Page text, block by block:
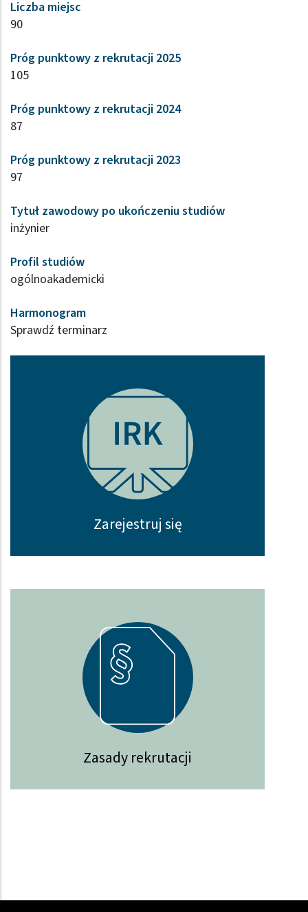
Liczba miejsc
90
Próg punktowy z rekrutacji 2025
105
Próg punktowy z rekrutacji 2024
87
Próg punktowy z rekrutacji 2023
97
Tytuł zawodowy po ukończeniu studiów
inżynier
Profil studiów
ogólnoakademicki
Harmonogram
Sprawdź terminarz
Zarejestruj się
Zasady rekrutacji